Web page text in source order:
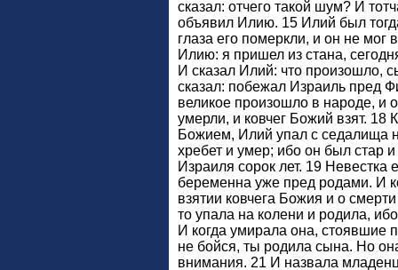
сказал: отчего такой шум? И
объявил Илию. 15 Илий был
глаза его померкли, и он не мог
Илию: я пришел из стана,
И сказал Илий: что произошло,
сказал: побежал Израиль пред
великое произошло в народе,
умерли, и ковчег Божий взят. 18
Божием, Илий упал с седалища
хребет и умер; ибо он был стар
Израиля сорок лет. 19
беременна уже пред родами. И
взятии ковчега Божия и о
то упала на колени и родила,
И когда умирала она, стоявшие
не бойся, ты родила сына. Но
внимания. 21 И назвала